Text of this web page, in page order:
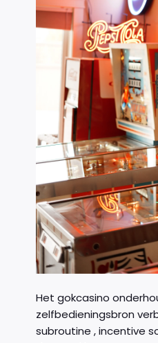
Het gokcasino
zelfbedieningsbron
subroutine , incentive